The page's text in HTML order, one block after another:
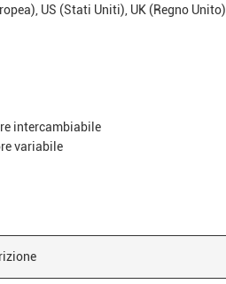
US (Stati Uniti), UK (Regno Unito)
intercambiabile
variabile